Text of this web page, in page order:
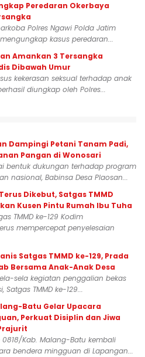
Peredaran Okerbaya
Polres Ngawi Polda Jatim
kasus peredaran...
Amankan 3 Tersangka
Dibawah Umur
kekerasan seksual terhadap anak
diungkap oleh Polres...
Dampingi Petani Tanam Padi,
Pangan di Wonosari
bentuk dukungan terhadap program
nasional, Babinsa Desa Plaosan...
Dikebut, Satgas TMMD
Kusen Pintu Rumah Ibu Tuha
TMMD ke-129 Kodim
mempercepat penyelesaian
Satgas TMMD ke-129, Prada
Bersama Anak-Anak Desa
sela kegiatan penggalian bekas
Satgas TMMD ke-129...
Batu Gelar Upacara
Perkuat Disiplin dan Jiwa
Kab. Malang-Batu kembali
bendera mingguan di Lapangan...